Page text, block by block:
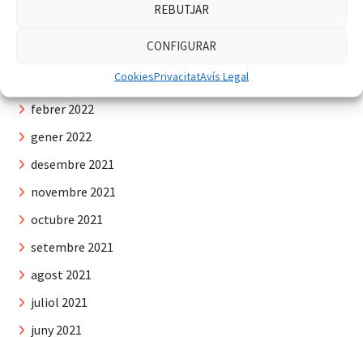
REBUTJAR
CONFIGURAR
CookiesPrivacitatAvís Legal
febrer 2022
gener 2022
desembre 2021
novembre 2021
octubre 2021
setembre 2021
agost 2021
juliol 2021
juny 2021